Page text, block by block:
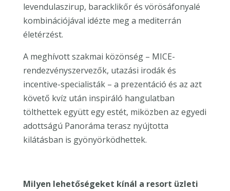
levendulaszirup, baracklikőr és vörösáfonyalé
kombinációjával idézte meg a mediterrán
életérzést.
A meghívott szakmai közönség – MICE-
rendezvényszervezők, utazási irodák és
incentive-specialisták – a prezentáció és az azt
követő kvíz után inspiráló hangulatban
tölthettek együtt egy estét, miközben az egyedi
adottságú Panoráma terasz nyújtotta
kilátásban is gyönyörködhettek.
Milyen lehetőségeket kínál a resort üzleti